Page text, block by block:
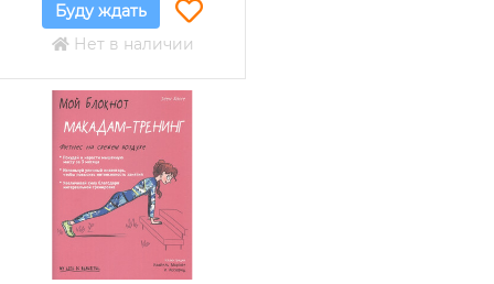
Буду ждать
Нет в наличии